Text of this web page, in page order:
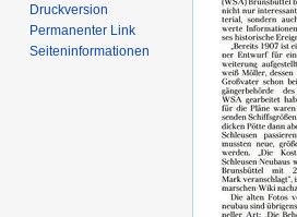
Druckversion
Permanenter Link
Seiten­informationen